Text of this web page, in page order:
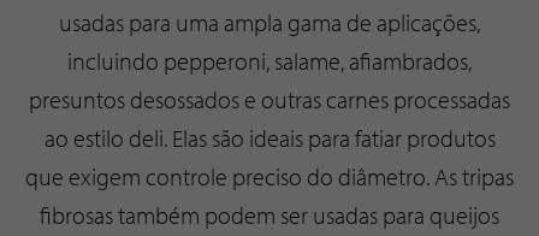
usadas para uma ampla gama de aplicações,
incluindo pepperoni, salame, afiambrados,
presuntos desossados e outras carnes processadas
ao estilo deli. Elas são ideais para fatiar produtos
que exigem controle preciso do diâmetro. As tripas
fibrosas também podem ser usadas para queijos